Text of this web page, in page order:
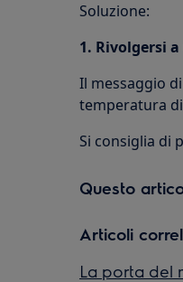
Soluzione:
1. Rivolgersi
Il messaggio
temperatura
Si consiglia di
Questo
Articoli
La porta del